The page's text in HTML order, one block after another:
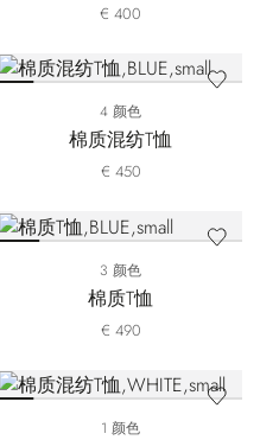
€ 400
4 颜色
棉质混纺T恤
€ 450
3 颜色
棉质T恤
€ 490
1 颜色